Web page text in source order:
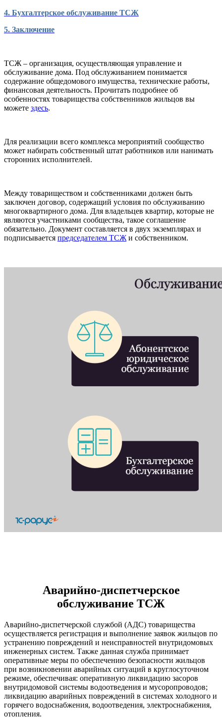
4. Бухгалтерское обслуживание ТСЖ
5. Заключение
ТСЖ – организация, осуществляющая управление и
обслуживание дома. Под обслуживанием понимается
содержание общедомового имущества, технические работы,
финансовая деятельность. Прочитать подробнее об
особенностях товарищества собственников жильцов вы
можете здесь.
Для реализации всего комплекса мероприятий сообщество
может набирать собственный штат работников или нанимать
сторонних исполнителей.
Между товариществом и собственниками должен быть
заключен договор, содержащий условия по обслуживанию
многоквартирного дома. Для владельцев квартир, которые не
являются участниками сообщества, такое соглашение
обязательно. Документ составляется в двух экземплярах и
подписывается председателем ТСЖи собственником.
Аварийно-диспетчерское
обслуживание ТСЖ
Аварийно-диспетчерской службой (АДС) товарищества
осуществляется регистрация и выполнение заявок жильцов по
устранению повреждений и неисправностей внутридомовых
инженерных систем. Также данная служба принимает
оперативные меры по обеспечению безопасности жильцов
при возникновении аварийных ситуаций в круглосуточном
режиме, обеспечивая: оперативную ликвидацию засоров
внутридомовой системы водоотведения и мусоропроводов;
ликвидацию аварийных повреждений в системах холодного и
горячего водоснабжения, водоотведения, электроснабжения,
отопления.